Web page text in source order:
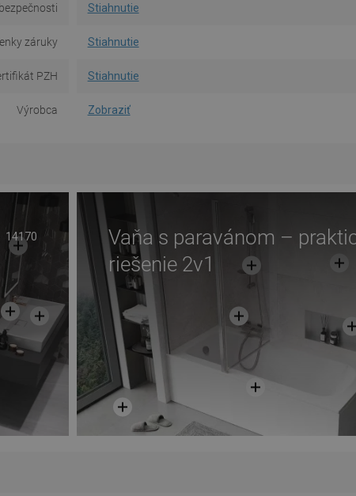
Stiahnutie
záruky Stiahnutie
PZH Stiahnutie
Výrobca Zobraziť
14170
Vaňa s paravánom –
riešenie 2v1